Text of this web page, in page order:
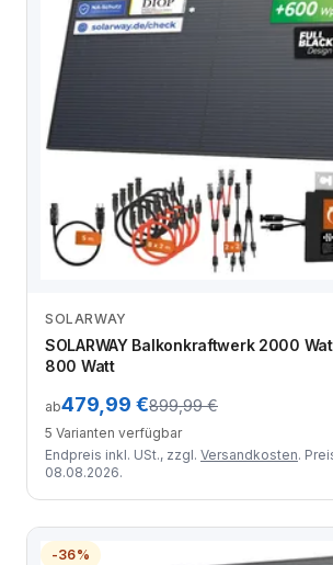
SOLARWAY
SOLARWAY Balkonkraftwerk 2000
800 Watt
ab479,99 €899,99 €
5 Varianten verfügbar
Endpreis inkl. USt., zzgl. Versandkosten.
08.08.2026.
-36%